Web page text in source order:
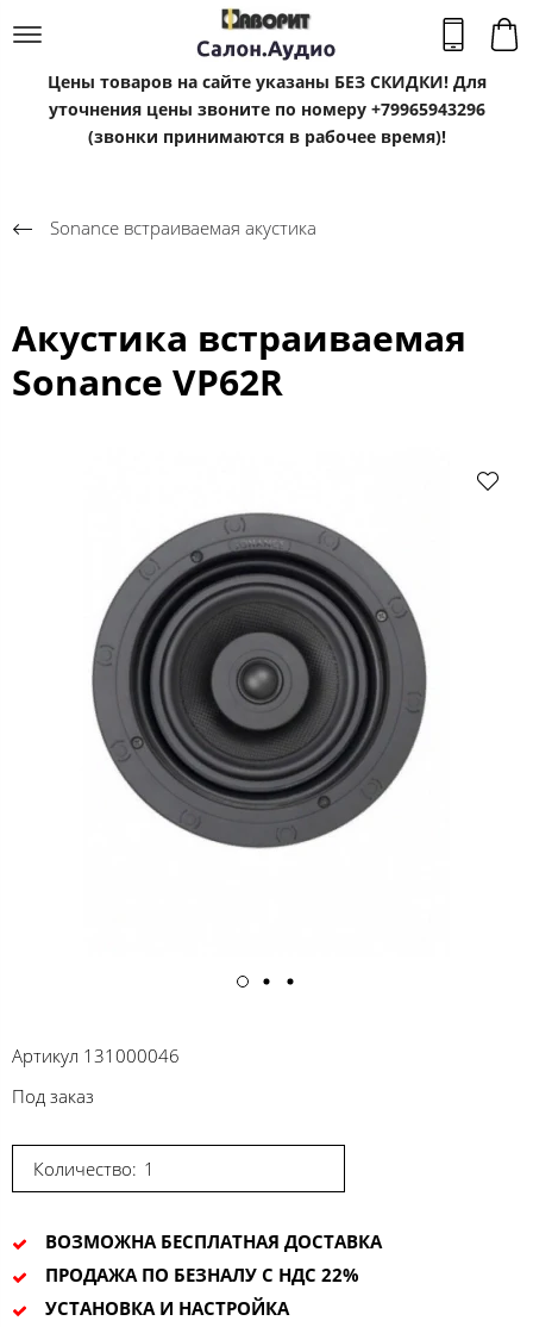
Цены товаров на сайте указаны БЕЗ СКИДКИ! Для
уточнения цены звоните по номеру +79965943296
(звонки принимаются в рабочее время)!
Sonance встраиваемая акустика
Акустика встраиваемая
Sonance VP62R
Артикул 131000046
Под заказ
Количество:
ВОЗМОЖНА БЕСПЛАТНАЯ ДОСТАВКА
ПРОДАЖА ПО БЕЗНАЛУ С НДС 22%
УСТАНОВКА И НАСТРОЙКА